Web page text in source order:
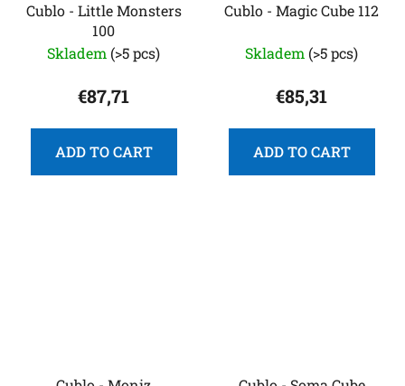
Cublo - Little Monsters
100
Skladem (>5 pcs)
€87,71
ADD TO CART
Cublo - Magic Cube 112
Skladem (>5 pcs)
€85,31
ADD TO CART